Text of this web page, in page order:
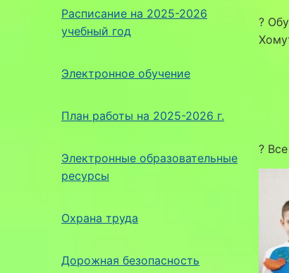
Расписание на 2025-2026
учебный год
Электронное обучение
План работы на 2025-2026 г.
Электронные образовательные
ресурсы
Охрана труда
Дорожная безопасность
?
?